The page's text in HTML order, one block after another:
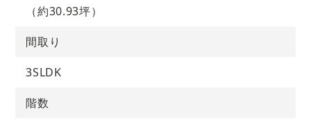
（約30.93坪）
間取り
3SLDK
階数